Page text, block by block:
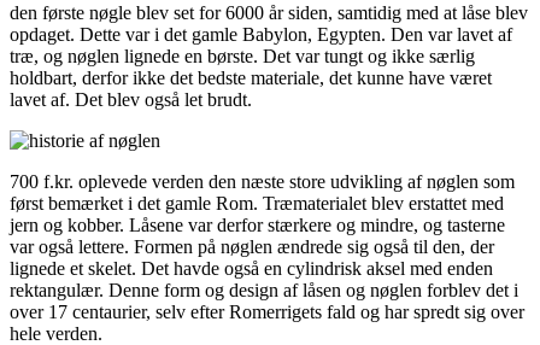
den første nøgle blev set for 6000 år siden, samtidig med at låse blev
opdaget. Dette var i det gamle Babylon, Egypten. Den var lavet af
træ, og nøglen lignede en børste. Det var tungt og ikke særlig
holdbart, derfor ikke det bedste materiale, det kunne have været
lavet af. Det blev også let brudt.
700 f.kr. oplevede verden den næste store udvikling af nøglen som
først bemærket i det gamle Rom. Træmaterialet blev erstattet med
jern og kobber. Låsene var derfor stærkere og mindre, og tasterne
var også lettere. Formen på nøglen ændrede sig også til den, der
lignede et skelet. Det havde også en cylindrisk aksel med enden
rektangulær. Denne form og design af låsen og nøglen forblev det i
over 17 centaurier, selv efter Romerrigets fald og har spredt sig over
hele verden.